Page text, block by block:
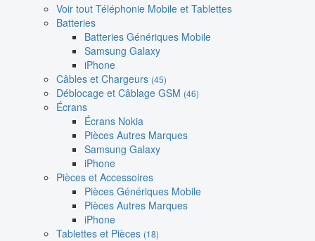
Voir tout Téléphonie Mobile et Tablettes
Batteries
Batteries Génériques Mobile
Samsung Galaxy
iPhone
Câbles et Chargeurs (45)
Déblocage et Câblage GSM (46)
Écrans
Écrans Nokia
Pièces Autres Marques
Samsung Galaxy
iPhone
Pièces et Accessoires
Pièces Génériques Mobile
Pièces Autres Marques
iPhone
Tablettes et Pièces (18)